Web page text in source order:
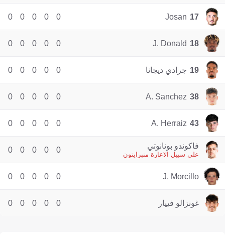
17
Josan
0
0
0
0
0
18
J. Donald
0
0
0
0
0
19 جرادي ديجانا 0
0
0
0
0
38
A. Sanchez
0
0
0
0
0
43
A. Herraiz
0
0
0
0
0
فاكوندو بونانوتي
على سبيل الاعارة منبرايتون
0
0
0
0
0
J. Morcillo
0
0
0
0
0
غونزالو فييار 0
0
0
0
0